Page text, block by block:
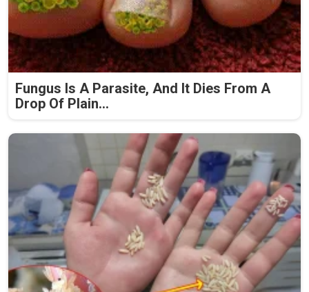
Fungus Is A Parasite, And It Dies From A
Drop Of Plain...